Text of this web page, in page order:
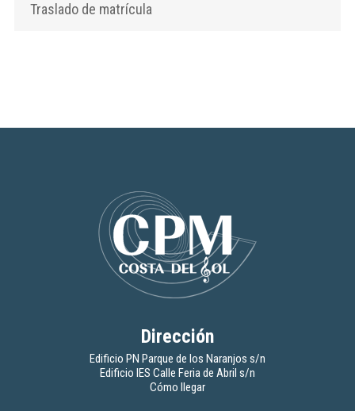
Traslado de matrícula
Dirección
Edificio PN Parque de los Naranjos s/n
Edificio IES Calle Feria de Abril s/n
Cómo llegar